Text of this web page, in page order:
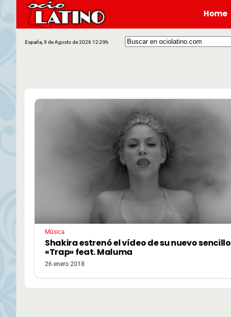
Home
España, 9 de Agosto de 2026 12:29h
Música
Shakira estrenó el vídeo de su nuevo sencillo
«Trap» feat. Maluma
26 enero 2018